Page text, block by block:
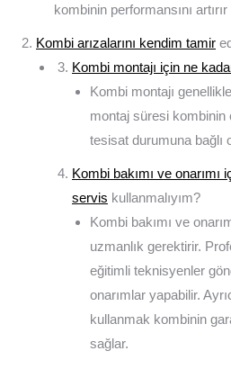
kombinin performansını
Kombi arızalarını kendim tamir
Kombi montajı için ne
Kombi montajı
montaj süresi
tesisat durumuna bağlı
Kombi bakımı ve
servis kullanmalıyım?
Kombi bakımı ve
uzmanlık gerektirir.
eğitimli teknisyenler
onarımlar yapabilir.
kullanmak kombinin
sağlar.